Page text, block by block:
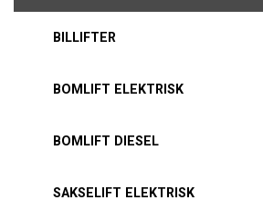
BILLIFTER
BOMLIFT ELEKTRISK
BOMLIFT DIESEL
SAKSELIFT ELEKTRISK